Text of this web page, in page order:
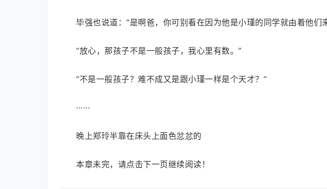
毕强也说道：“是啊爸，你可别看在因为他是小瑾的同学就由着他
“放心，那孩子不是一般孩子，我心里有数。”
“不是一般孩子？难不成又是跟小瑾一样是个天才？”
······
晚上郑玲半靠在床头上面色忿忿的
本章未完，请点击下一页继续阅读！